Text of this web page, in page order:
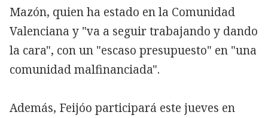
Mazón, quien ha estado en la Comunidad
Valenciana y "va a seguir trabajando y dando
la cara", con un "escaso presupuesto" en "una
comunidad malfinanciada".
Además, Feijóo participará este jueves en